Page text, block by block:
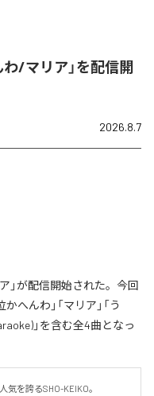
わ/マリア」を配信開
2026.8.7
」が配信開始された。今回
へんわ」「マリア」「う
」を含む全4曲となっ
を誇るSHO-KEIKO。